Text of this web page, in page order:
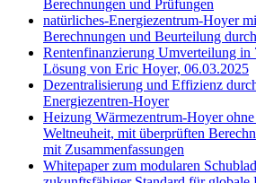
Berechnungen und Prüfungen
natürliches-Energiezentrum-Hoyer
Berechnungen und Beurteilung
Rentenfinanzierung Umverteilung in
Lösung von Eric Hoyer, 06.03.2025
Dezentralisierung und Effizienz
Energiezentren-Hoyer
Heizung Wärmezentrum-Hoyer ohne
Weltneuheit, mit überprüften
mit Zusammenfassungen
Whitepaper zum modularen